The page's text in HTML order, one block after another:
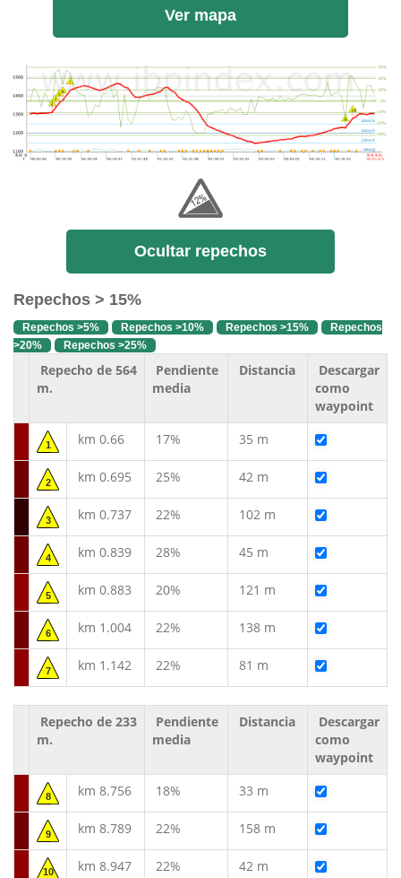
Ver mapa
Ocultar repechos
Repechos > 15%
Repechos >5% Repechos >10% Repechos >15%
Repechos
>20%
Repechos >25%
Repecho de 564
m.
Pendiente
media
Distancia
Descargar
como
waypoint
1 km 0.66 17% 35 m
2 km 0.695 25% 42 m
3 km 0.737 22% 102 m
4 km 0.839 28% 45 m
5 km 0.883 20% 121 m
6 km 1.004 22% 138 m
7 km 1.142 22% 81 m
Repecho de 233
m.
Pendiente
media
Distancia
Descargar
como
waypoint
8 km 8.756 18% 33 m
9 km 8.789 22% 158 m
10 km 8.947 22% 42 m